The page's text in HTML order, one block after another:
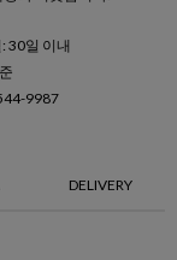
30일 이내
9987
DELIVERY